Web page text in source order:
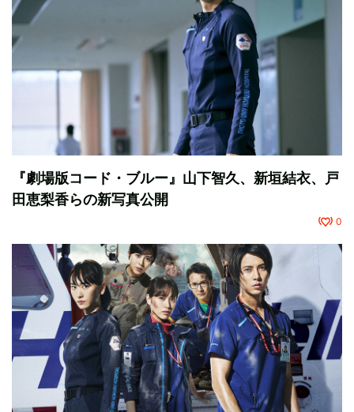
『劇場版コード・ブルー』山下智久、新垣結衣、戸
田恵梨香らの新写真公開
0